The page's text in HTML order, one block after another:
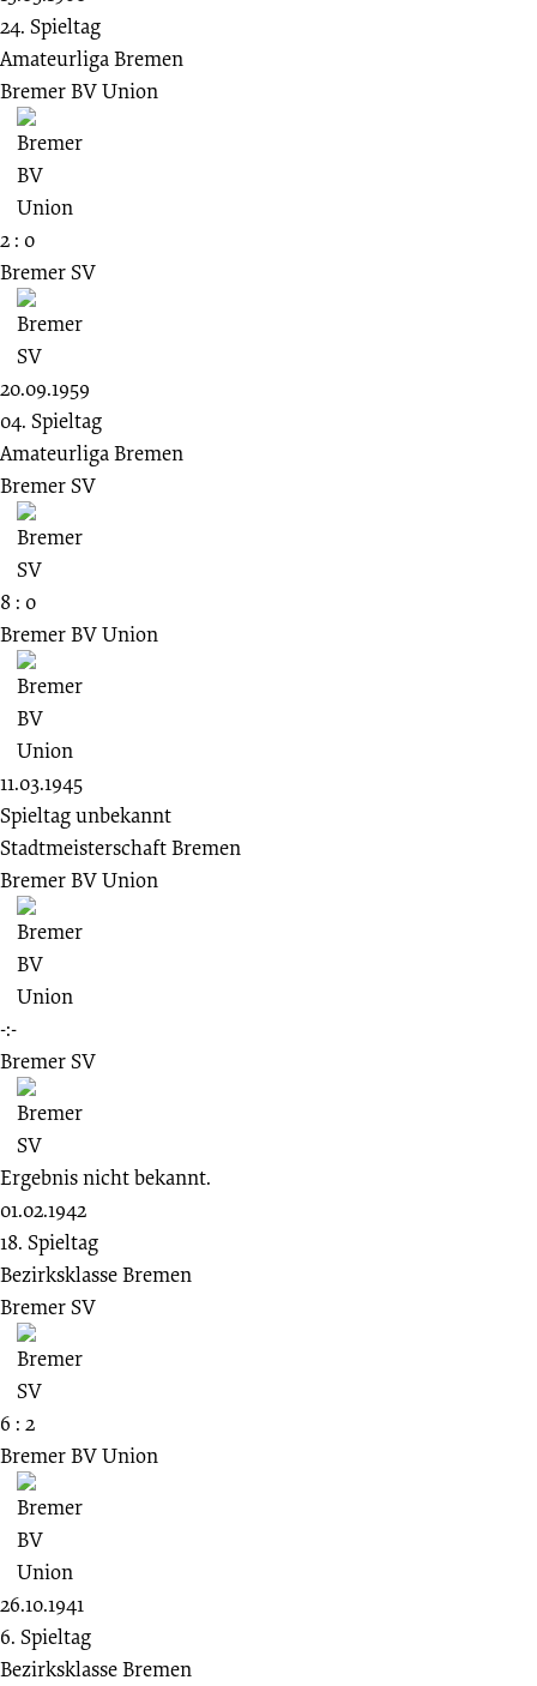
24. Spieltag
Amateurliga Bremen
Bremer BV Union
2 : 0
Bremer SV
20.09.1959
04. Spieltag
Amateurliga Bremen
Bremer SV
8 : 0
Bremer BV Union
11.03.1945
Spieltag unbekannt
Stadtmeisterschaft Bremen
Bremer BV Union
-:-
Bremer SV
Ergebnis nicht bekannt.
01.02.1942
18. Spieltag
Bezirksklasse Bremen
Bremer SV
6 : 2
Bremer BV Union
26.10.1941
6. Spieltag
Bezirksklasse Bremen